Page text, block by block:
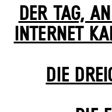
DER TAG,
INTERNET
DIE